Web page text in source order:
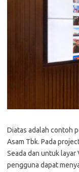
Diatas adalah contoh
Asam Tbk. Pada
Seada dan untuk
pengguna dapat